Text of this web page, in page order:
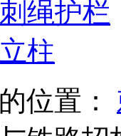
绳护栏
柱
位置：